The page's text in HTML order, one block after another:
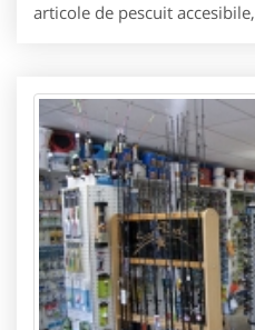
articole de pescuit